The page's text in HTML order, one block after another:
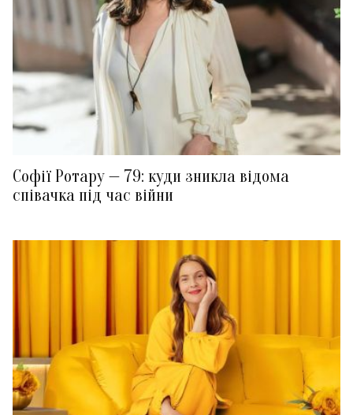
Софії Ротару — 79: куди зникла відома
співачка під час війни